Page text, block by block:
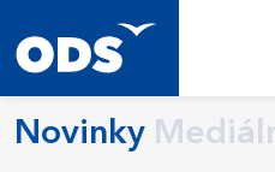
Novinky